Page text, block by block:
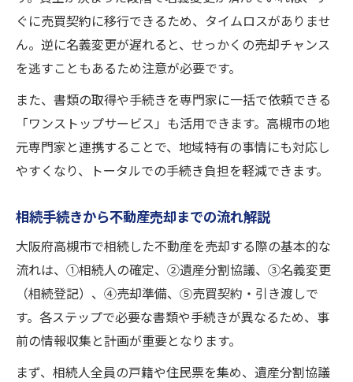
ぐに売買契約に移行できるため、タイムロスがありませ
ん。逆に名義変更が遅れると、せっかくの売却チャンス
を逃すこともあるため注意が必要です。
また、書類の取得や手続きを専門家に一括で依頼できる
「ワンストップサービス」も活用できます。高槻市の地
元専門家と連携することで、地域特有の事情にも対応し
やすくなり、トータルでの手続き負担を軽減できます。
相続手続きから不動産売却までの流れ解説
大阪府高槻市で相続した不動産を売却する際の基本的な
流れは、①相続人の確定、②遺産分割協議、③名義変更
（相続登記）、④売却準備、⑤売買契約・引き渡しで
す。各ステップで必要な書類や手続きが異なるため、事
前の情報収集と計画が重要となります。
まず、相続人全員の戸籍や住民票を集め、遺産分割協議